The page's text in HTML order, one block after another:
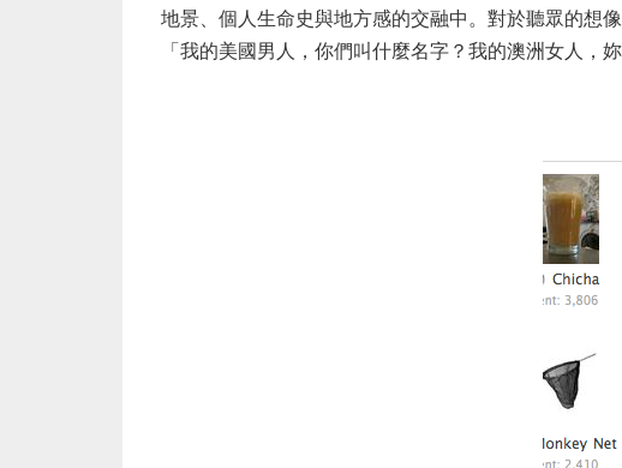
地景、個人生命史與地方感的交融中。對於聽眾的想
「我的美國男人，你們叫什麼名字？我的澳洲女人，